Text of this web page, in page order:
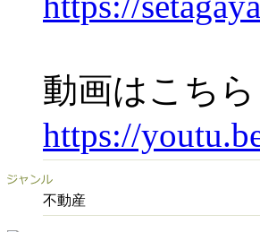
動画はこちら
https://
不動産